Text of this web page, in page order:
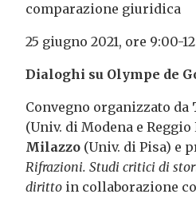
comparazione giuridica
25 giugno 2021, ore 9:00-
Dialoghi su Olympe de
Convegno organizzato da
(Univ. di Modena e Reggio
Milazzo (Univ. di Pisa) e
Rifrazioni. Studi critici di
diritto in collaborazione